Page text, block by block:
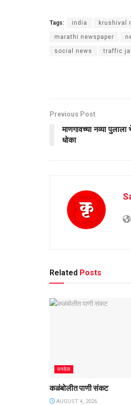
Tags: india krushival
marathi newspaper
social news traffic
Previous Post
माणगावच्या नव्या
धोका
Related Posts
पनवेल
कळंबोलीत पाणी संकट
AUGUST 4, 2026